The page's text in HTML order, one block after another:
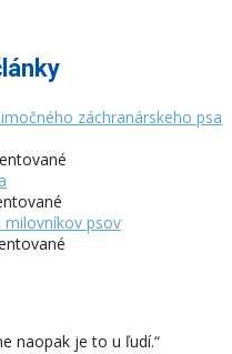
záchranárskeho psa
milovníkov psov
naopak je to u ľudí.“